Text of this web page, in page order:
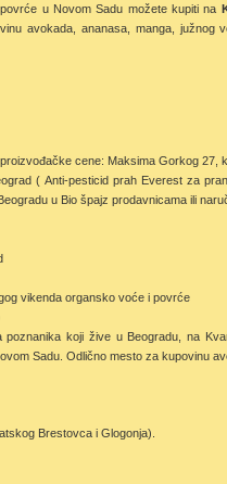
u Novom Sadu možete kupiti na
avokada, ananasa, manga, južnog
cene: Maksima Gorkog 27,
( Anti-pesticid prah Everest za
u Bio špajz prodavnicama ili
vikenda organsko voće i povrće
poznanika koji žive u Beogradu, na
Sadu. Odlično mesto za kupovinu
Brestovca i Glogonja).